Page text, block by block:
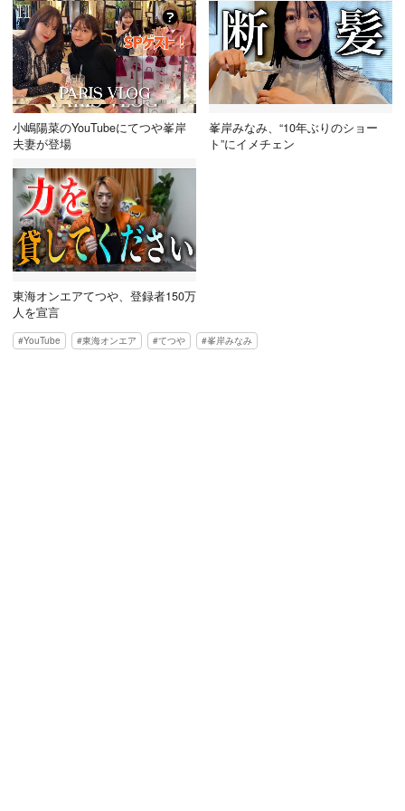
小嶋陽菜のYouTubeにてつや峯岸
夫妻が登場
峯岸みなみ、“10年ぶりのショー
ト”にイメチェン
東海オンエアてつや、登録者150万
人を宣言
YouTube 東海オンエア てつや 峯岸みなみ